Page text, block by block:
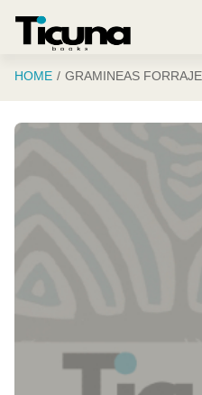
HOME GRAMINEAS